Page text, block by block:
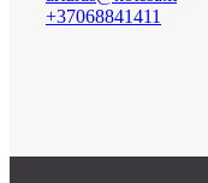
+37068841411